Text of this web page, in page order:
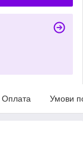
Оплата Умови